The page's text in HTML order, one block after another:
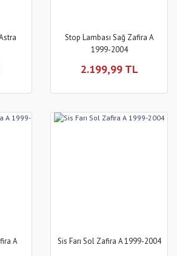
Stop Lambası Sağ Zafira A
1999-2004
2.199,99 TL
A
Sis Farı Sol Zafira A 1999-2004